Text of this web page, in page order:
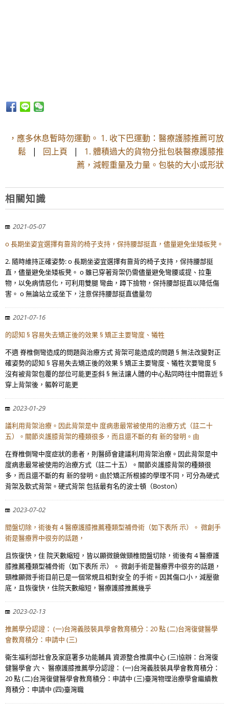
，應多休息暫時勿運動。 1. 收下巴運動：醫療護膝推薦可放
鬆 | 回上頁 | 1. 體積過大的貨物分批包裝醫療護膝推
薦，減輕重量及力量。包裝的大小或形狀
相關知識
2021-05-07
o 長期坐姿宜選擇有靠背的椅子支持，保持腰部挺直，儘量避免坐矮板凳。
2. 隨時維持正確姿勢: o 長期坐姿宜選擇有靠背的椅子支持，保持腰部挺
直，儘量避免坐矮板凳。 o 雖已穿著背架仍需儘量避免彎腰或提、拉重
物，以免病情惡化，可利用雙腿 彎曲，蹲下撿物，保持腰部挺直以降低傷
害。 o 無論站立或坐下，注意保持腰部挺直儘量勿
2021-07-16
的認知 § 容易失去矯正後的效果 § 矯正主要彎度、犧牲
不適 脊椎側彎造成的問題與治療方式 背架可能造成的問題 § 無法改變對正
確姿勢的認知 § 容易失去矯正後的效果 § 矯正主要彎度、犧牲次要彎度 §
沒有被背架包覆的部位可能更歪斜 § 無法讓人體的中心點同時往中間靠近 §
穿上背架後，軀幹可能更
2023-01-29
議利用背架治療。因此背架是中 度病患最常被使用的治療方式（註二十
五）。關節炎護膝背架的種類很多，而且還不斷的有 新的發明。由
在脊椎側彎中度症狀的患者，則醫師會建議利用背架治療。因此背架是中
度病患最常被使用的治療方式（註二十五）。關節炎護膝背架的種類很
多，而且還不斷的有 新的發明。由於矯正所根據的學理不同，可分為硬式
背架及軟式背架。硬式背架 包括最有名的波士頓（Boston）
2023-07-02
間盤切除，術後有 4 醫療護膝推薦種類型補骨術（如下表所 示）。 微創手
術是醫療界中很夯的話題，
且恢復快，住 院天數縮短，皆以顯微鏡做頸椎間盤切除，術後有 4 醫療護
膝推薦種類型補骨術（如下表所 示）。 微創手術是醫療界中很夯的話題，
頸椎顯微手術目前已是一個常規且相對安全 的手術。因其傷口小，減壓徹
底，且恢復快，住院天數縮短，醫療護膝推薦幾乎
2023-02-13
推薦學分認證： (一)台灣義肢裝具學會教育積分：20 點 (二)台灣復健醫學
會教育積分：申請中 (三)
衛生福利部社會及家庭署多功能輔具 資源整合推廣中心 (三)協辦：台灣復
健醫學會 六、 醫療護膝推薦學分認證： (一)台灣義肢裝具學會教育積分：
20 點 (二)台灣復健醫學會教育積分：申請中 (三)臺灣物理治療學會繼續教
育積分：申請中 (四)臺灣職